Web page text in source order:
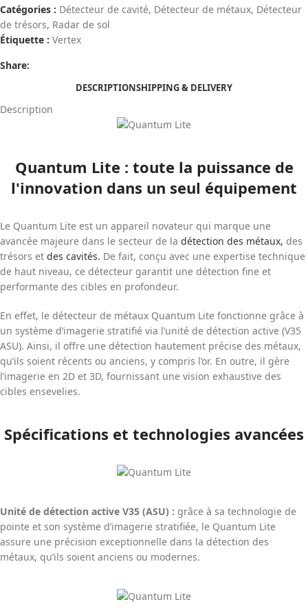
Catégories : Détecteur de cavité, Détecteur de métaux, Détecteur
de trésors, Radar de sol
Étiquette : Vertex
Share:
DESCRIPTIONSHIPPING & DELIVERY
Description
Quantum Lite : toute la puissance de
l'innovation dans un seul équipement
Le Quantum Lite est un appareil novateur qui marque une
avancée majeure dans le secteur de la détection des métaux, des
trésors et des cavités. De fait, conçu avec une expertise technique
de haut niveau, ce détecteur garantit une détection fine et
performante des cibles en profondeur.
En effet, le détecteur de métaux Quantum Lite fonctionne grâce à
un système d’imagerie stratifié via l’unité de détection active (V35
ASU). Ainsi, il offre une détection hautement précise des métaux,
qu’ils soient récents ou anciens, y compris l’or. En outre, il gère
l’imagerie en 2D et 3D, fournissant une vision exhaustive des
cibles ensevelies.
Spécifications et technologies avancées
Unité de détection active V35 (ASU) : grâce à sa technologie de
pointe et son système d’imagerie stratifiée, le Quantum Lite
assure une précision exceptionnelle dans la détection des
métaux, qu’ils soient anciens ou modernes.